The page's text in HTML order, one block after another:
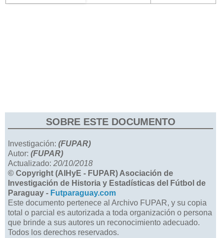
SOBRE ESTE DOCUMENTO
Investigación: (FUPAR)
Autor: (FUPAR)
Actualizado: 20/10/2018
© Copyright (AIHyE - FUPAR) Asociación de
Investigación de Historia y Estadísticas del Fútbol de
Paraguay - Futparaguay.com
Este documento pertenece al Archivo FUPAR, y su copia
total o parcial es autorizada a toda organización o persona
que brinde a sus autores un reconocimiento adecuado.
Todos los derechos reservados.